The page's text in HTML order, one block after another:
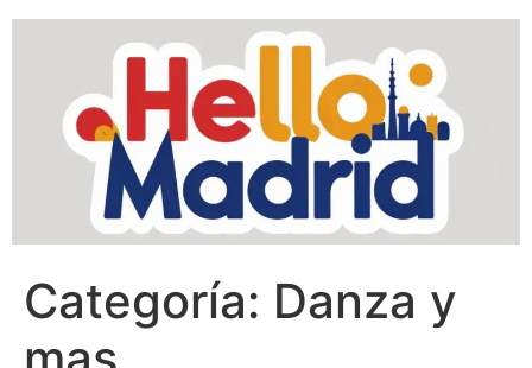
Categoría: Danza y